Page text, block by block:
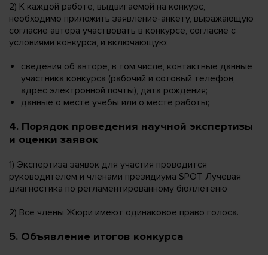
2) К каждой работе, выдвигаемой на конкурс,
необходимо приложить заявление-анкету, выражающую
согласие автора участвовать в конкурсе, согласие с
условиями конкурса, и включающую:
сведения об авторе, в том числе, контактные данные
участника конкурса (рабочий и сотовый телефон,
адрес электронной почты), дата рождения;
данные о месте учебы или о месте работы;
4. Порядок проведения научной экспертизы
и оценки заявок
1) Экспертиза заявок для участия проводится
руководителем и членами президиума SPOT Лучевая
диагностика по регламентированному бюллетеню
2) Все члены Жюри имеют одинаковое право голоса.
5. Объявление итогов конкурса